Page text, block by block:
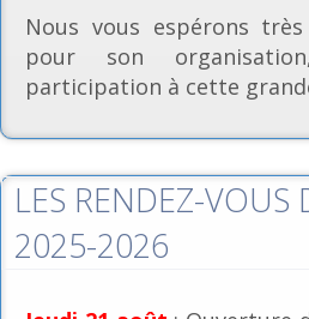
Nous vous espérons
pour son
participation à cette
LES RENDEZ-VOUS
2025-2026